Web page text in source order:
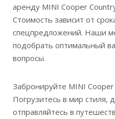
аренду MINI Cooper
Стоимость зависит от
спецпредложений. Наши
подобрать оптимальный
вопросы.
Забронируйте MINI
Погрузитесь в мир стиля,
отправляйтесь в